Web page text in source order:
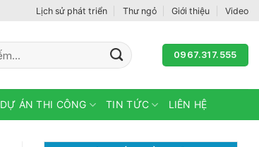
Lịch sử phát triển Thư ngỏ Giới thiệu Video
0967.317.555
DỰ ÁN THI CÔNG TIN TỨC LIÊN HỆ